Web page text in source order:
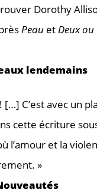
Dorothy
Peau etDeux
lendemains
[…] C’est avec un
cette écriture
l’amour et la
»